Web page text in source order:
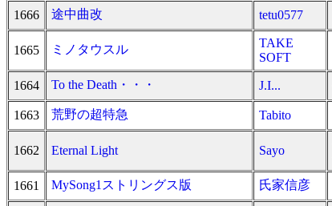
1666 途中曲改 tetu0577
1665 ミノタウスル
TAKE
SOFT
1664 To the Death・・・ J.I...
1663 荒野の超特急 Tabito
1662 Eternal Light Sayo
1661 MySong1ストリングス版 氏家信彦